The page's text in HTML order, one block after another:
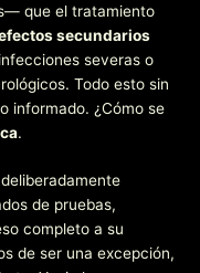
que el tratamiento
secundarios
severas o
Todo esto sin
informado. ¿Cómo se
.
de pruebas,
completo a su
de ser una excepción,